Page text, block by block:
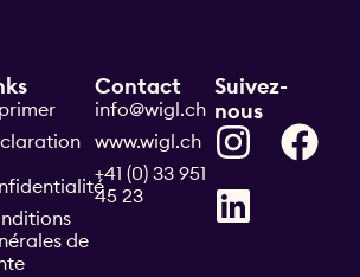
Contact
info@wigl.ch
www.wigl.ch
+41 (0) 33 951
45 23
de
Suivez-
nous